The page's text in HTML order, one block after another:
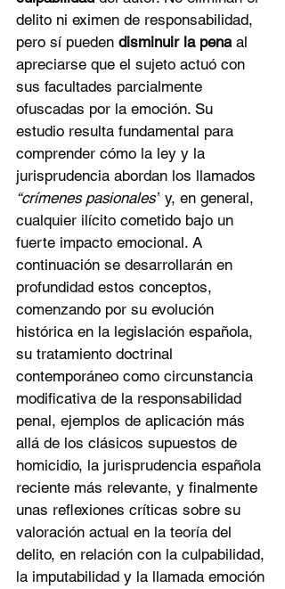
delito ni eximen de responsabilidad,
pero sí pueden disminuir la pena al
apreciarse que el sujeto actuó con
sus facultades parcialmente
ofuscadas por la emoción. Su
estudio resulta fundamental para
comprender cómo la ley y la
jurisprudencia abordan los llamados
“crímenes pasionales” y, en general,
cualquier ilícito cometido bajo un
fuerte impacto emocional. A
continuación se desarrollarán en
profundidad estos conceptos,
comenzando por su evolución
histórica en la legislación española,
su tratamiento doctrinal
contemporáneo como circunstancia
modificativa de la responsabilidad
penal, ejemplos de aplicación más
allá de los clásicos supuestos de
homicidio, la jurisprudencia española
reciente más relevante, y finalmente
unas reflexiones críticas sobre su
valoración actual en la teoría del
delito, en relación con la culpabilidad,
la imputabilidad y la llamada emoción